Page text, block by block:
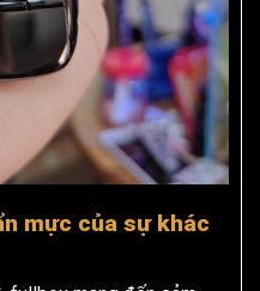
mực của sự khác